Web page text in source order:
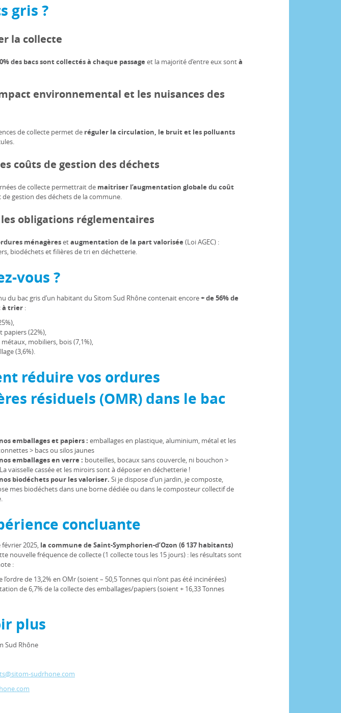
gris ?
la collecte
des bacs sont collectés à chaque passage et la majorité d’entre eux sontà
environnemental et les nuisances des
de collecte permet de réguler la circulation, le bruit et les polluants
coûts de gestion des déchets
de collecte permettrait de maitriser l’augmentation globale du coût
de gestion des déchets de la commune.
obligations réglementaires
ménagèresetaugmentation de la part valorisée (Loi AGEC) :
biodéchets et filières de tri en déchetterie.
vous ?
du bac gris d’un habitant du Sitom Sud Rhône contenait encore+ de 56% de
à trier:
papiers (22%),
mobiliers, bois (7,1%),
(3,6%).
réduire vos ordures
résiduels (OMR) dans le bac
emballages et papiers : emballages en plastique, aluminium, métal et les
> bacs ou silos jaunes
emballages en verre : bouteilles, bocaux sans couvercle, ni bouchon >
vaisselle cassée et les miroirs sont à déposer en déchetterie !
biodéchets pour les valoriser. Si je dispose d’un jardin, je composte,
mes biodéchets dans une borne dédiée ou dans le composteur collectif de
concluante
2025, la commune de Saint-Symphorien-d’Ozon (6 137 habitants)
nouvelle fréquence de collecte (1 collecte tous les 15 jours) : les résultats sont
:
l’ordre de 13,2% en OMr (soient – 50,5 Tonnes qui n’ont pas été incinérées)
de 6,7% de la collecte des emballages/papiers (soient + 16,33 Tonnes
plus
Sud Rhône
sudrhone.com